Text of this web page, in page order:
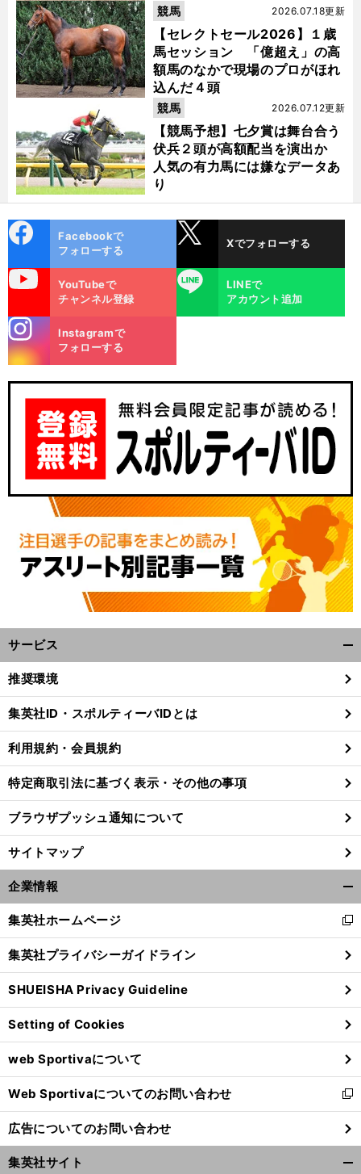
。
前
【セレクトセール2026】１歳
馬セッション 「億超え」の高
額馬のなかで現場のプロがほれ
込んだ４頭
2026.07.18更新
競馬
【競馬予想】七夕賞は舞台合う
伏兵２頭が高額配当を演出か
人気の有力馬には嫌なデータあ
り
2026.07.12更新
競馬
ok
Facebookで
フォローする
Xでフォローする
YouTubeで
チャンネル登録
LINE
LINEで
アカウント追加
m
Instagramで
フォローする
サービス
閉
る
推奨環境
集英社ID・スポルティーバIDとは
利用規約・会員規約
特定商取引法に基づく表示・その他の事項
ブラウザプッシュ通知について
サイトマップ
企業情報
閉
る
集英社ホームページ
新
し
い
ウ
ィ
ン
ド
ウ
で
開
く
集英社プライバシーガイドライン
SHUEISHA Privacy Guideline
Setting of Cookies
web Sportivaについて
Web Sportivaについてのお問い合わせ
新
し
い
ウ
ィ
広告についてのお問い合わせ
集英社サイト